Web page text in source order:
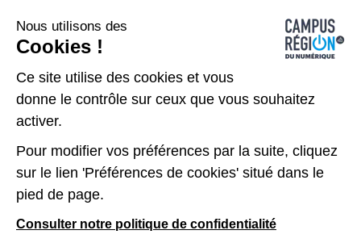
Plan du site
Données personnelles
Gérer les cookies
Kit de communication
Accessibilité : partiellement conforme
Nous utilisons des
Cookies !
Ce site utilise des cookies et vous
donne le contrôle sur ceux que vous souhaitez
activer.
Pour modifier vos préférences par la suite, cliquez
sur le lien 'Préférences de cookies' situé dans le
pied de page.
Consulter notre politique de confidentialité